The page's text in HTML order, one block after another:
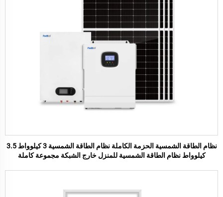
نظام الطاقة الشمسية الحزمة الكاملة نظام الطاقة الشمسية 3 كيلوواط 3.5
كيلوواط نظام الطاقة الشمسية للمنزل خارج الشبكة مجموعة كاملة